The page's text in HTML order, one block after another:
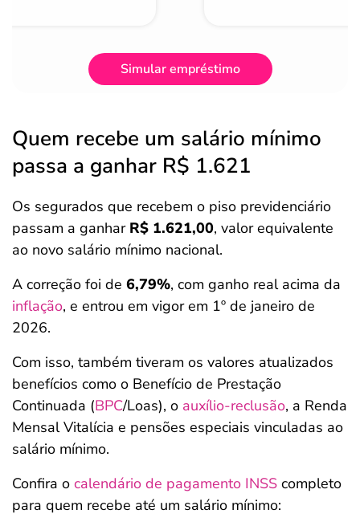
Simular empréstimo
Quem recebe um salário mínimo
passa a ganhar R$ 1.621
Os segurados que recebem o piso previdenciário
passam a ganhar R$ 1.621,00, valor equivalente
ao novo salário mínimo nacional.
A correção foi de 6,79%, com ganho real acima da
inflação, e entrou em vigor em 1º de janeiro de
2026.
Com isso, também tiveram os valores atualizados
benefícios como o Benefício de Prestação
Continuada (BPC/Loas), o auxílio-reclusão, a Renda
Mensal Vitalícia e pensões especiais vinculadas ao
salário mínimo.
Confira o calendário de pagamento INSS completo
para quem recebe até um salário mínimo: